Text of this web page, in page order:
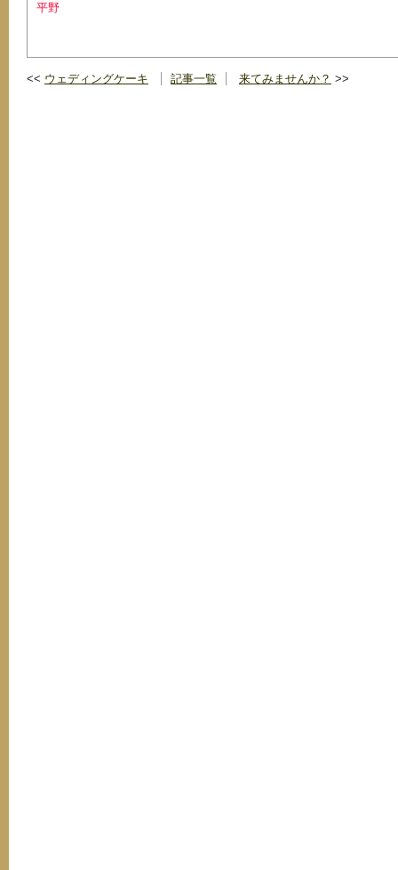
平野
ウェディングケーキ 記事一覧 来てみませんか？